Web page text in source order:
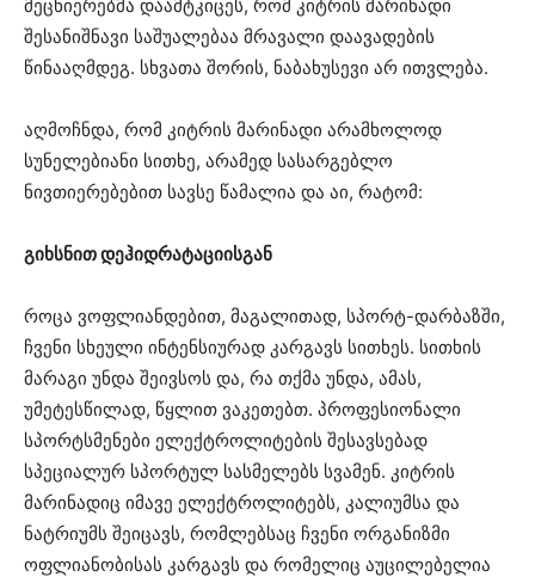
მეცნიერებმა დაამტკიცეს, რომ კიტრის მარინადი
შესანიშნავი საშუალებაა მრავალი დაავადების
წინააღმდეგ. სხვათა შორის, ნაბახუსევი არ ითვლება.
აღმოჩნდა, რომ კიტრის მარინადი არამხოლოდ
სუნელებიანი სითხე, არამედ სასარგებლო
ნივთიერებებით სავსე წამალია და აი, რატომ:
გიხსნით დეჰიდრატაციისგან
როცა ვოფლიანდებით, მაგალითად, სპორტ-დარბაზში,
ჩვენი სხეული ინტენსიურად კარგავს სითხეს. სითხის
მარაგი უნდა შეივსოს და, რა თქმა უნდა, ამას,
უმეტესწილად, წყლით ვაკეთებთ. პროფესიონალი
სპორტსმენები ელექტროლიტების შესავსებად
სპეციალურ სპორტულ სასმელებს სვამენ. კიტრის
მარინადიც იმავე ელექტროლიტებს, კალიუმსა და
ნატრიუმს შეიცავს, რომლებსაც ჩვენი ორგანიზმი
ოფლიანობისას კარგავს და რომელიც აუცილებელია